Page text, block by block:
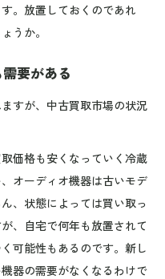
。放置しておくのであれ
うか。
要がある
すが、中古買取市場の状況
価格も安くなっていく冷蔵
オーディオ機器は古いモデ
、状態によっては買い取っ
、自宅で何年も放置されて
可能性もあるのです。新し
器の需要がなくなるわけで